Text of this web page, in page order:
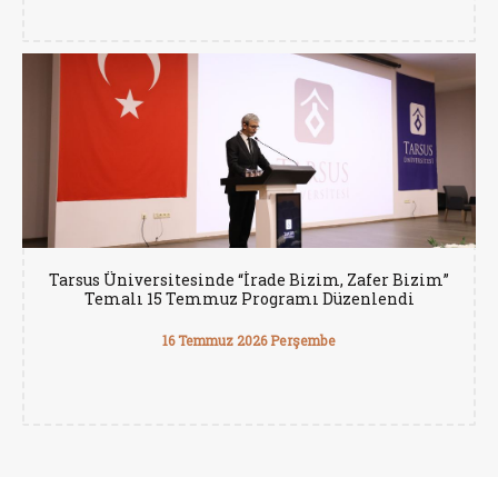
Tarsus Üniversitesinde “İrade Bizim, Zafer Bizim”
Temalı 15 Temmuz Programı Düzenlendi
16 Temmuz 2026 Perşembe